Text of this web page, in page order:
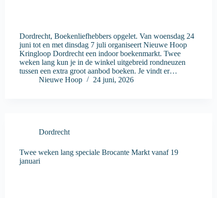
Dordrecht, Boekenliefhebbers opgelet. Van woensdag 24
juni tot en met dinsdag 7 juli organiseert Nieuwe Hoop
Kringloop Dordrecht een indoor boekenmarkt. Twee
weken lang kun je in de winkel uitgebreid rondneuzen
tussen een extra groot aanbod boeken. Je vindt er…
Nieuwe Hoop
24 juni, 2026
Dordrecht
Twee weken lang speciale Brocante Markt vanaf 19
januari